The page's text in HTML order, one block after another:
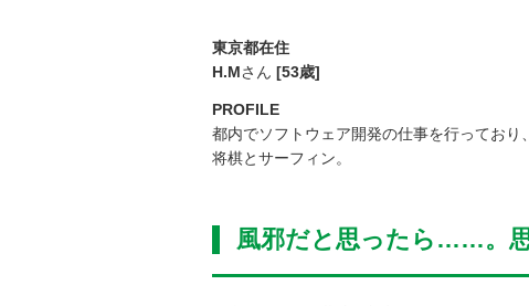
東京都在住
H.Mさん [53歳]
PROFILE
都内でソフトウェア開発の仕事を行ってお
将棋とサーフィン。
風邪だと思ったら……。